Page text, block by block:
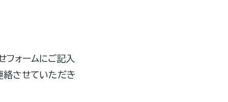
フォームにご記入
絡させていただき